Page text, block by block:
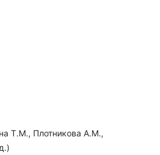
Т.М., Плотникова А.М.,